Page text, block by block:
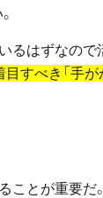
るはずなので
目すべき「手
ことが重要